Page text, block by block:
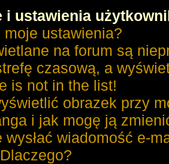
i ustawienia
ustawienia?
na forum są
czasową, a
is not in the list!
obrazek przy
i jak mogę ją
wysłać wiadomość e-